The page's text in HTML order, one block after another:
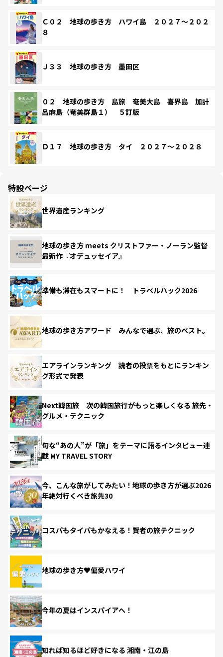
Ｃ０２ 地球の歩き方 ハワイ島 ２０２７～２０２
８
Ｊ３３ 地球の歩き方 墨田区
０２ 地球の歩き方 島旅 奄美大島 喜界島 加計
呂麻島（奄美群島１） ５訂版
Ｄ１７ 地球の歩き方 タイ ２０２７～２０２８
特設ページ
世界遺産ランキング
地球の歩き方 meets クリストファー・ノーラン監督
最新作『オデュッセイア』
準備も滞在もスマートに！ トラベルハック2026
地球の歩き方アワード みんなで選ぶ、旅のベスト。
エアラインランキング 読者の投票をもとにランキン
グ形式で発表
Next韓国旅 次の韓国旅行がもっと楽しくなる 旅先・
グルメ・テクニック
旬な“あの人”が「旅」をテーマに語るインタビュー連
載 MY TRAVEL STORY
今、こんな旅がしてみたい！地球の歩き方が選ぶ2026
年絶対行くべき旅先30
コスパもタイパもかなえる！賢者の旅テクニック
地球の歩き方♥偏愛ハワイ
今年の夏はインスパイアへ！
知れば知るほど好きになる 湘南・江の島